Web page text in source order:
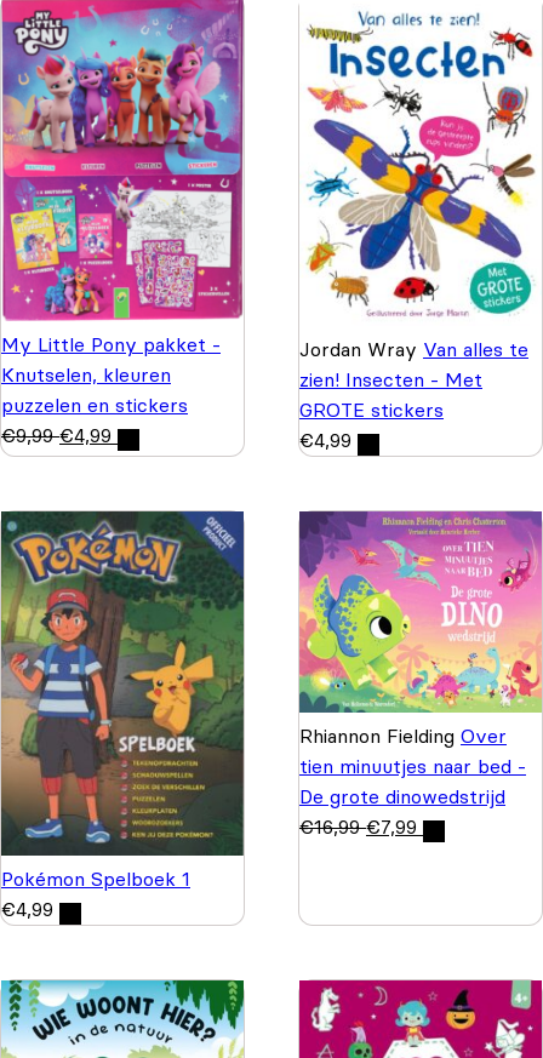
My Little Pony pakket -
Knutselen, kleuren
puzzelen en stickers
€9,99 €4,99
Jordan Wray Van alles te
zien! Insecten - Met
GROTE stickers
€4,99
Pokémon Spelboek 1
€4,99
Rhiannon Fielding Over
tien minuutjes naar bed -
De grote dinowedstrijd
€16,99 €7,99